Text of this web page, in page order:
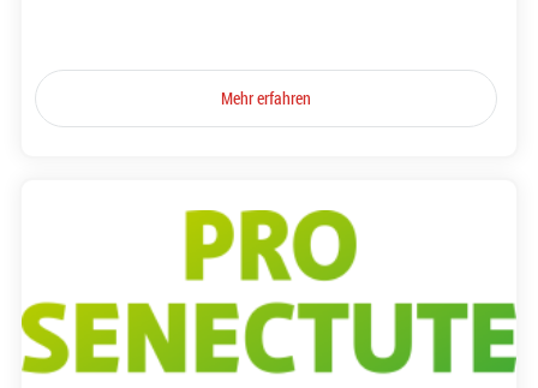
Mehr erfahren